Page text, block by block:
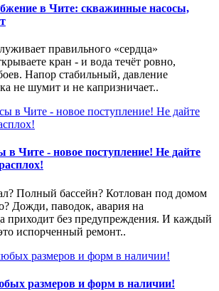
в Чите: скважинные насосы,
правильного «сердца»
кран - и вода течёт ровно,
Напор стабильный, давление
не шумит и не капризничает..
Чите - новое поступление! Не дайте
Полный бассейн? Котлован под домом
Дожди, паводок, авария на
приходит без предупреждения. И каждый
испорченный ремонт..
размеров и форм в наличии!